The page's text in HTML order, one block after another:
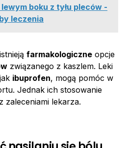
lewym boku z tyłu pleców -
leczenia
farmakologiczne opcje
związanego z kaszlem. Leki
ibuprofen, mogą pomóc w
Jednak ich stosowanie
zaleceniami lekarza.